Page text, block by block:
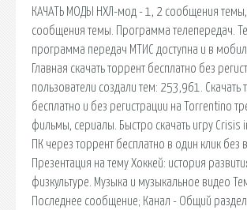
КАЧАТЬ МОДЫ НХЛ-мод - 1, 2 сообщения
сообщения темы. Программа телепередач.
программа передач МТИС доступна и в
Главная скачать торрент бесплатно без
пользователи создали тем: 253,961. Скачать
бесплатно и без регистрации на Torrentino
фильмы, сериалы. Быстро скачать игру Crisis
ПК через торрент бесплатно в один клик без
Презентация на тему Хоккей: история
физкультуре. Музыка и музыкальное видео
Последнее сообщение; Канал - Общий раздел